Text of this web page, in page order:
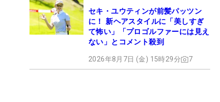
セキ・ユウティンが前髪パッツン
に！ 新ヘアスタイルに「美しすぎ
て怖い」「プロゴルファーには見え
ない」とコメント殺到
2026年8月7日 (金) 15時29分 7